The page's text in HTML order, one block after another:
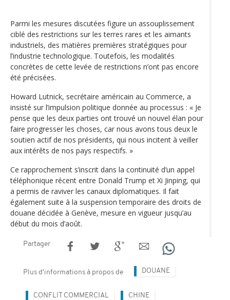
Parmi les mesures discutées figure un assouplissement
ciblé des restrictions sur les terres rares et les aimants
industriels, des matières premières stratégiques pour
l’industrie technologique. Toutefois, les modalités
concrètes de cette levée de restrictions n’ont pas encore
été précisées.
Howard Lutnick, secrétaire américain au Commerce, a
insisté sur l’impulsion politique donnée au processus : « Je
pense que les deux parties ont trouvé un nouvel élan pour
faire progresser les choses, car nous avons tous deux le
soutien actif de nos présidents, qui nous incitent à veiller
aux intérêts de nos pays respectifs. »
Ce rapprochement s’inscrit dans la continuité d’un appel
téléphonique récent entre Donald Trump et Xi Jinping, qui
a permis de raviver les canaux diplomatiques. Il fait
également suite à la suspension temporaire des droits de
douane décidée à Genève, mesure en vigueur jusqu’au
début du mois d’août.
Partager
Plus d'informations à propos de DOUANE
CONFLIT COMMERCIAL CHINE